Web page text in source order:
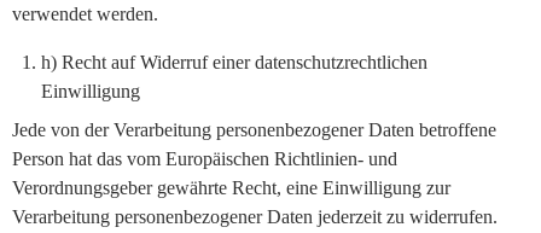
verwendet werden.
h) Recht auf Widerruf einer datenschutzrechtlichen
Einwilligung
Jede von der Verarbeitung personenbezogener Daten betroffene
Person hat das vom Europäischen Richtlinien- und
Verordnungsgeber gewährte Recht, eine Einwilligung zur
Verarbeitung personenbezogener Daten jederzeit zu widerrufen.